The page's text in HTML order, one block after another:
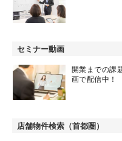
セミナー動画
開業までの課
画で配信中！
店舗物件検索（首都圏）